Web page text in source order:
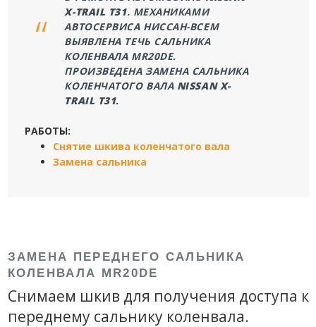
X-TRAIL T31. МЕХАНИКАМИ
АВТОСЕРВИСА НИССАН-ВСЕМ
ВЫЯВЛЕНА ТЕЧЬ САЛЬНИКА
КОЛЕНВАЛА MR20DE.
ПРОИЗВЕДЕНА ЗАМЕНА САЛЬНИКА
КОЛЕНЧАТОГО ВАЛА NISSAN X-
TRAIL T31.
РАБОТЫ:
Снятие шкива коленчатого вала
Замена сальника
ЗАМЕНА ПЕРЕДНЕГО САЛЬНИКА
КОЛЕНВАЛА MR20DE
Снимаем шкив для получения доступа к
переднему сальнику коленвала.